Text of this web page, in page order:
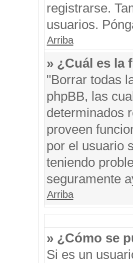
registrarse.
usuarios.
Arriba
» ¿Cuál es la
"Borrar todas
phpBB, las
determinados
proveen
por el usuario
teniendo
seguramente
Arriba
» ¿Cómo se
Si es un